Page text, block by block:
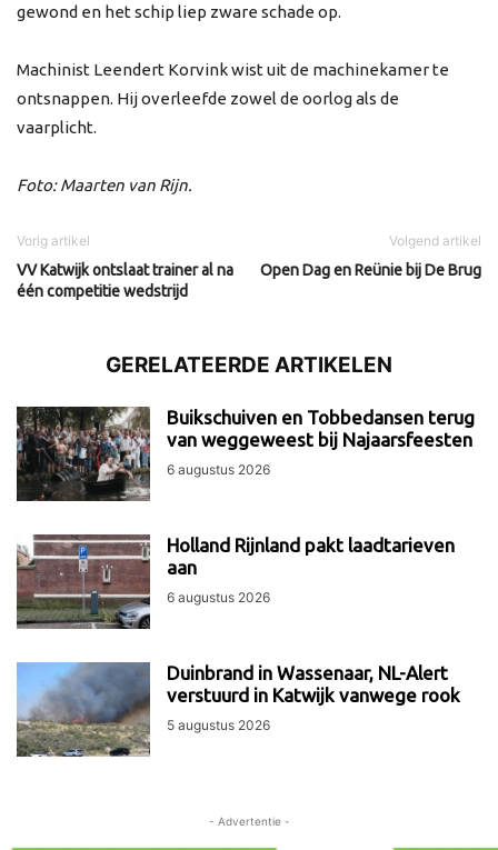
gewond en het schip liep zware schade op.
Machinist Leendert Korvink wist uit de machinekamer te
ontsnappen. Hij overleefde zowel de oorlog als de
vaarplicht.
Foto: Maarten van Rijn.
Vorig artikel
VV Katwijk ontslaat trainer al na
één competitie wedstrijd
Volgend artikel
Open Dag en Reünie bij De Brug
GERELATEERDE ARTIKELEN
Buikschuiven en Tobbedansen terug
van weggeweest bij Najaarsfeesten
6 augustus 2026
Holland Rijnland pakt laadtarieven
aan
6 augustus 2026
Duinbrand in Wassenaar, NL-Alert
verstuurd in Katwijk vanwege rook
5 augustus 2026
- Advertentie -